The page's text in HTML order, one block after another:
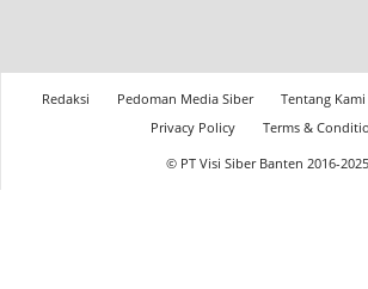
Redaksi Pedoman Media Siber Tentang Kami
Privacy Policy
Terms &
© PT Visi Siber Banten 2016-2025